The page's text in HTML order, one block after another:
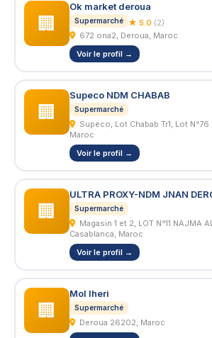
🏢
Ok market deroua
Supermarché ★ 5.0 (2)
672 ona2, Deroua, Maroc
Voir le profil →
🏢
Supeco NDM CHABAB
Supermarché
Maroc
Voir le profil →
🏢
ULTRA PROXY-NDM JNAN
Supermarché
Casablanca, Maroc
Voir le profil →
🏢
Mol lheri
Supermarché
Deroua 26202, Maroc